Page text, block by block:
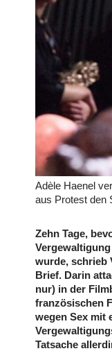
Adèle Haenel
aus Protest den
Zehn Tage,
wurde, schrieb
Brief. Darin
nur) in der
französischen
wegen Sex mit
Tatsache